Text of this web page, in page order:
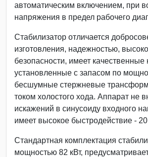
автоматическим включением, при
напряжения в предел рабочего
Стабилизатор отличается
изготовления, надежностью,
безопасности, имеет
установленные с запасом по
бесшумные стержневые
током холостого хода. Аппарат не
искажений в синусоиду входного
имеет высокое быстродействие -
Стандартная комплектация
мощностью 82 кВт,